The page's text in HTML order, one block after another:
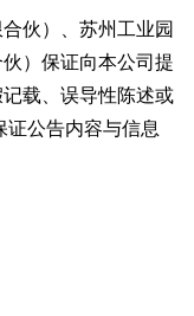
伙）、苏州工业园
）保证向本公司提
载、误导性陈述或
证公告内容与信息